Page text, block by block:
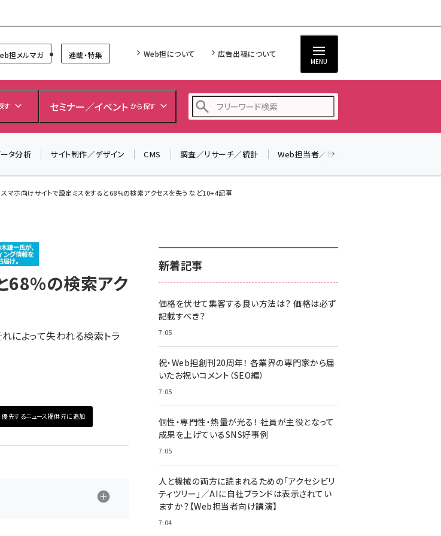
担メルマガ 連載・特集 Web担について 広告出稿について
MENU
す セミナー／イベント から探す
z世代 (1620)
meo (1274)
タ分析 サイト制作／デザイン CMS 調査／リサーチ／統計 Web担当者／仕事
スマホ向けサイトで設定ミスをすると68%の検索アクセスを失う など10+4記事
68%の検索アク
によって失われる検索トラ
優先するニュース提供元に追加
新着記事
価格を伏せて集客する良い方法は？ 価格は必ず
記載すべき？
7:05
祝・Web担創刊20周年！ 各業界の専門家から届
いたお祝いコメント（SEO編）
7:05
個性・専門性・熱量が光る！ 社員が主役となって
成果を上げているSNS好事例
7:05
人と機械の両方に読まれるための「アクセシビリ
ティツリー」／AIに自社ブランドは表示されてい
ますか？【Web担当者向け講演】
7:04
協力ください ／
こちらから▼